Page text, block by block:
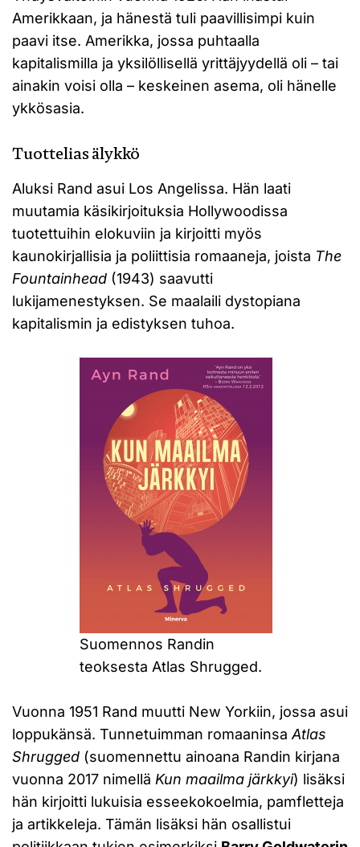
Amerikkaan, ja hänestä tuli paavillisimpi kuin
paavi itse. Amerikka, jossa puhtaalla
kapitalismilla ja yksilöllisellä yrittäjyydellä oli – tai
ainakin voisi olla – keskeinen asema, oli hänelle
ykkösasia.
Tuottelias älykkö
Aluksi Rand asui Los Angelissa. Hän laati
muutamia käsikirjoituksia Hollywoodissa
tuotettuihin elokuviin ja kirjoitti myös
kaunokirjallisia ja poliittisia romaaneja, joista The
Fountainhead (1943) saavutti
lukijamenestyksen. Se maalaili dystopiana
kapitalismin ja edistyksen tuhoa.
Suomennos Randin
teoksesta Atlas Shrugged.
Vuonna 1951 Rand muutti New Yorkiin, jossa asui
loppukänsä. Tunnetuimman romaaninsa Atlas
Shrugged (suomennettu ainoana Randin kirjana
vuonna 2017 nimellä Kun maailma järkkyi) lisäksi
hän kirjoitti lukuisia esseekokoelmia, pamfletteja
ja artikkeleja. Tämän lisäksi hän osallistui